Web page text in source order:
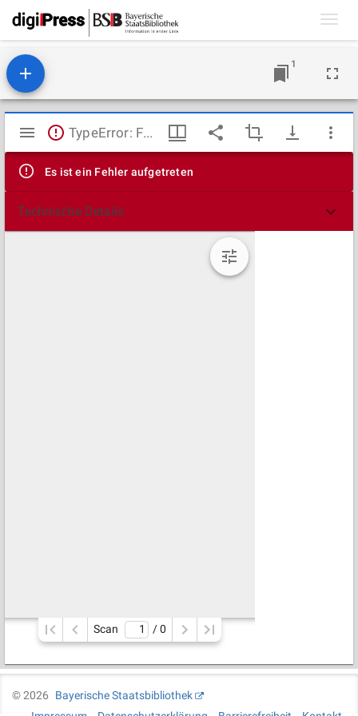
1
Mirador
Viewer
TypeError: Failed to fetch
Es ist ein Fehler aufgetreten
Technische Details
Scan / 0
©2026
Bayerische Staatsbibliothek